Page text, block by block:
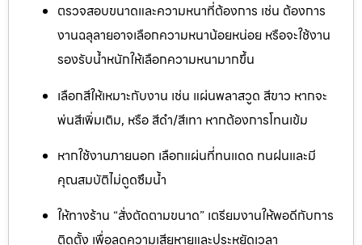
ตรวจสอบขนาดและความหนาที่ต้องการ เช่น ต้องการ
งานฉลุลายอาจเลือกความหนาน้อยหน่อย หรือจะใช้งาน
รองรับน้ำหนักให้เลือกความหนามากขึ้น
เลือกสีให้เหมาะกับงาน เช่น แผ่นพลาสวูด สีขาว หากจะ
พ่นสีเพิ่มเติม, หรือ สีดำ/สีเทา หากต้องการโทนเข้ม
หากใช้งานภายนอก เลือกแผ่นที่ทนแดด ทนฝนและมี
คุณสมบัติไม่ดูดซึมน้ำ
ให้ทางร้าน “สั่งตัดตามขนาด” เตรียมงานให้พอดีกับการ
ติดตั้ง เพื่อลดความเสียหายและประหยัดเวลา